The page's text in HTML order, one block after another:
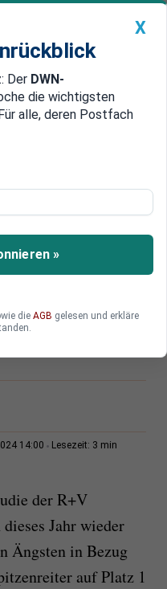
Geldanlage Premium
China
der
R+V Versicherung
der
voran: Angst vor
die Migration. Die
14:00 Lesezeit: 3 min
der R+V
Jahr wieder
Ängsten in Bezug
auf Platz 1
X
Der DWN-
die wichtigsten
alle, deren Postfach
»
die AGB gelesen und erkläre